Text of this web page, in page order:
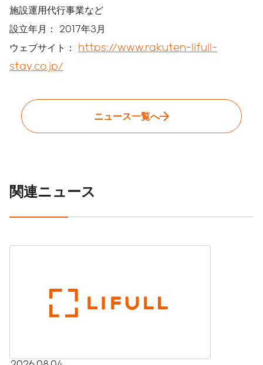
施設運用代行事業など
設立年月： 2017年3月
ウェブサイト： https://www.rakuten-lifull-
stay.co.jp/
ニュース一覧へ
関連ニュース